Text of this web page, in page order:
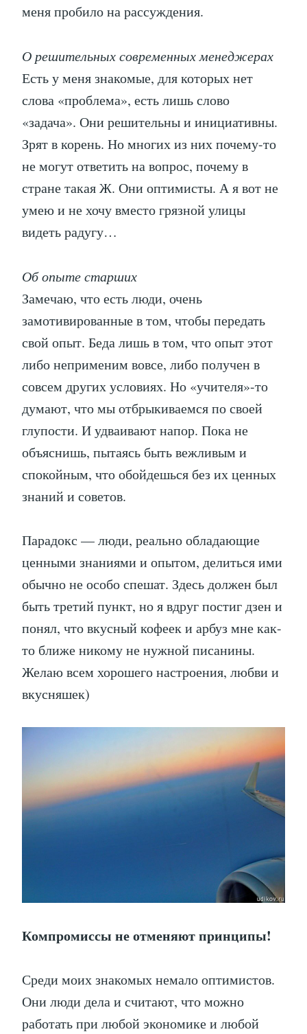
меня пробило на рассуждения.
О решительных современных менеджерах
Есть у меня знакомые, для которых нет
слова «проблема», есть лишь слово
«задача». Они решительны и инициативны.
Зрят в корень. Но многих из них почему-то
не могут ответить на вопрос, почему в
стране такая Ж. Они оптимисты. А я вот не
умею и не хочу вместо грязной улицы
видеть радугу…
Об опыте старших
Замечаю, что есть люди, очень
замотивированные в том, чтобы передать
свой опыт. Беда лишь в том, что опыт этот
либо неприменим вовсе, либо получен в
совсем других условиях. Но «учителя»-то
думают, что мы отбрыкиваемся по своей
глупости. И удваивают напор. Пока не
объяснишь, пытаясь быть вежливым и
спокойным, что обойдешься без их ценных
знаний и советов.
Парадокс — люди, реально обладающие
ценными знаниями и опытом, делиться ими
обычно не особо спешат. Здесь должен был
быть третий пункт, но я вдруг постиг дзен и
понял, что вкусный кофеек и арбуз мне как-
то ближе никому не нужной писанины.
Желаю всем хорошего настроения, любви и
вкусняшек)
Компромиссы не отменяют принципы!
Среди моих знакомых немало оптимистов.
Они люди дела и считают, что можно
работать при любой экономике и любой